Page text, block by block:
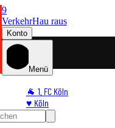
9
VerkehrHau raus
Konto
Menü
🐐 1. FC Köln
♥️ Köln
⭐ Promi